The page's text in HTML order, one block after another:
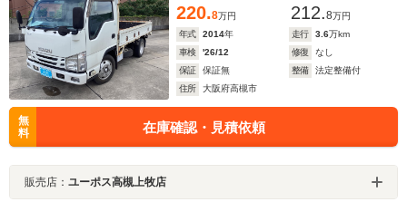
220.8万円 212.8万円
年式
2014年 走行 3.6万km
車検
'26/12 修復
なし
保証
保証無 整備
法定整備付
住所
大阪府高槻市
無
料
在庫確認・見積依頼
販売店： ユーポス高槻上牧店